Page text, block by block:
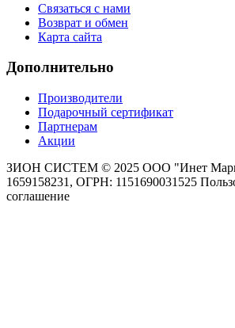
Связаться с нами
Возврат и обмен
Карта сайта
Дополнительно
Производители
Подарочный сертификат
Партнерам
Акции
ЗИОН СИСТЕМ © 2025 ООО "Инет
1659158231, ОГРН: 1151690031525
соглашение